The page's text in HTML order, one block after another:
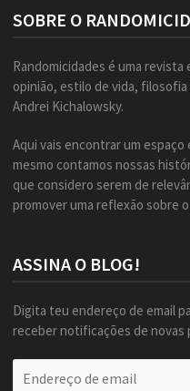
SOBRE O
Randomicidades é uma
opinião, estilo de vida,
Andrei Kichalowsky.
Aqui vais encontrar um
mesmo contamos nossas
que considero serem de
promover uma reflexão sobre
ASSINA O BLOG!
Digita teu endereço de email
receber notificações de novas